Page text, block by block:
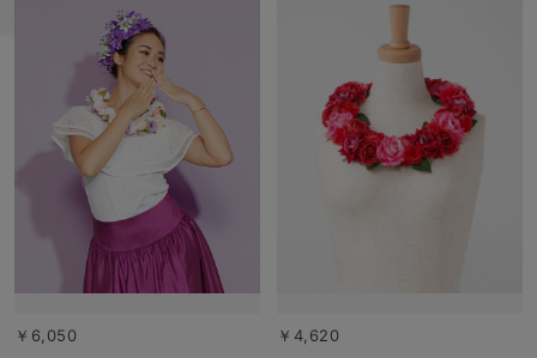
￥6,050 ￥4,620